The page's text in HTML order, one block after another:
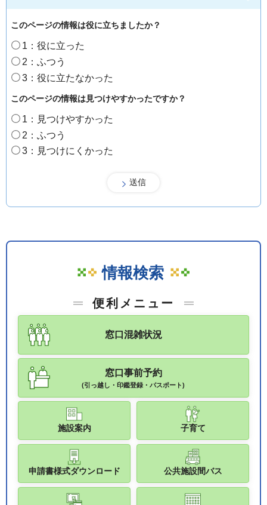
このページの情報は役に立ちましたか？
1：役に立った
2：ふつう
3：役に立たなかった
このページの情報は見つけやすかったですか？
1：見つけやすかった
2：ふつう
3：見つけにくかった
情報検索
便利メニュー
窓口混雑状況
窓口事前予約
(引っ越し・印鑑登録・パスポート)
施設案内 子育て
申請書様式ダウンロード 公共施設間バス